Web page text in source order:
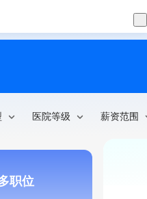
医院等级 薪资范围
职位